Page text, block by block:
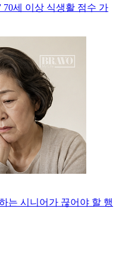
70세 이상 식생활 점수 가
는 시니어가 끊어야 할 행